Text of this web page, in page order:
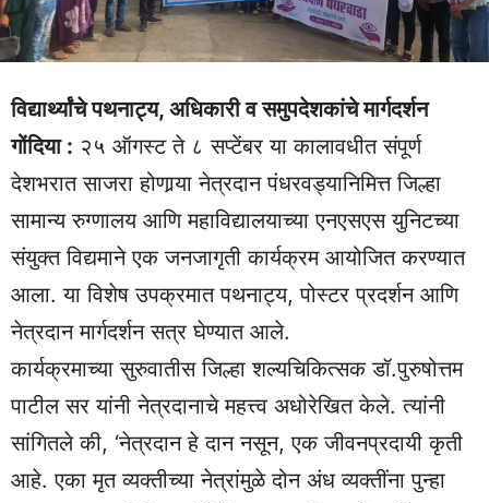
विद्यार्थ्यांचे पथनाट्य, अधिकारी व समुपदेशकांचे मार्गदर्शन
गोंदिया : २५ ऑगस्ट ते ८ सप्टेंबर या कालावधीत संपूर्ण
देशभरात साजरा होणार्‍या नेत्रदान पंधरवड्यानिमित्त जिल्हा
सामान्य रुग्णालय आणि महाविद्यालयाच्या एनएसएस युनिटच्या
संयुक्त विद्यमाने एक जनजागृती कार्यक्रम आयोजित करण्यात
आला. या विशेष उपक्रमात पथनाट्य, पोस्टर प्रदर्शन आणि
नेत्रदान मार्गदर्शन सत्र घेण्यात आले.
कार्यक्रमाच्या सुरुवातीस जिल्हा शल्यचिकित्सक डॉ.पुरुषोत्तम
पाटील सर यांनी नेत्रदानाचे महत्त्व अधोरेखित केले. त्यांनी
सांगितले की, ‘नेत्रदान हे दान नसून, एक जीवनप्रदायी कृती
आहे. एका मृत व्यक्तीच्या नेत्रांमुळे दोन अंध व्यक्तींना पुन्हा